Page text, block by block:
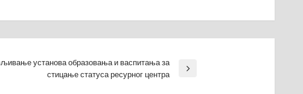
установа образовања и васпитања за
стицање статуса ресурног центра